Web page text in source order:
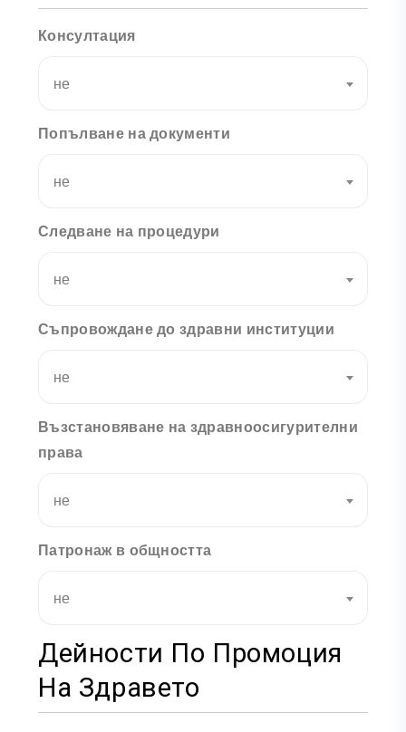
Консултация
не
Попълване на документи
не
Следване на процедури
не
Съпровождане до здравни институции
не
Възстановяване на здравноосигурителни
права
не
Патронаж в общността
не
Дейности По Промоция
На Здравето